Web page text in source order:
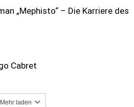
„Mephisto“ – Die Karriere des
Cabret
Mehr laden